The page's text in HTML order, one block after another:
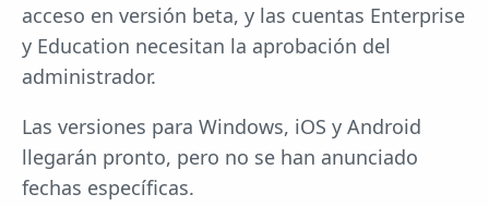
acceso en versión beta, y las cuentas Enterprise
y Education necesitan la aprobación del
administrador.
Las versiones para Windows, iOS y Android
llegarán pronto, pero no se han anunciado
fechas específicas.